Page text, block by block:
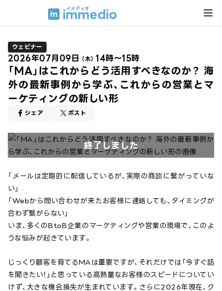
ウェビナー
2026年07月09日 （木） 14時～15時
「MA」はこれからどう活用すべきなのか？ 海
外の最新事例から学ぶ、これからの営業とマ
ーケティングの新しい形
シェア ポスト
終了しました
「メールは定期的に配信しているが、実際の商談に繋がっていな
い」
「Webから問い合わせが来たお客様に連絡しても、タイミングが
合わず繋がらない」
いま、多くのBtoB企業のマーケティングや営業の現場で、このよ
うな悩みが起きています。
じっくり顧客を育てるMAは重要ですが、それだけでは「今すぐ話
を聞きたい！」と思っている高熱量なお客様のスピードについてい
けず、大きな機会損失が生まれています。さらに2026年現在、ク